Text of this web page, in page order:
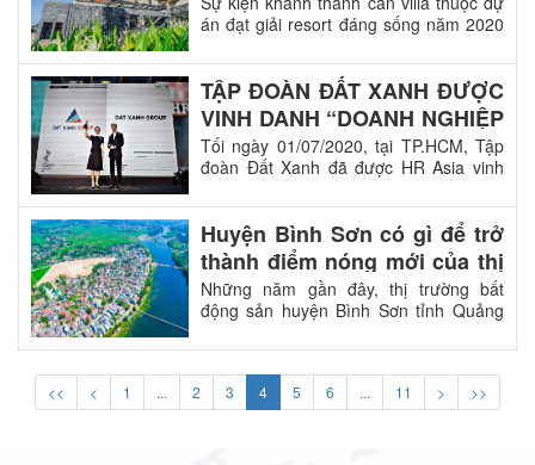
nghệ, ánh sáng và âm nhạc
án đạt giải resort đáng sống năm 2020
biệt, chạm đến mọi giác quan và cảm
xúc của quan khách.
TẬP ĐOÀN ĐẤT XANH ĐƯỢC
VINH DANH “DOANH NGHIỆP
CÓ MÔI TRƯỜNG LÀM VIỆC
TỐT NHẤT CHÂU Á NĂM
2020”
Tối ngày 01/07/2020, tại TP.HCM, Tập
đoàn Đất Xanh đã được HR Asia vinh
nghiệp có môi trường làm việc tốt nhất
châu Á năm 2020” tại Việt Nam.
Huyện Bình Sơn có gì để trở
thành điểm nóng mới của thị
trường bất động sản Quảng
Ngãi?
Những năm gần đây, thị trường bất
động sản huyện Bình Sơn tỉnh Quảng
của nhiều nhà đầu tư do lợi thế về công
nghiệp – dịch vụ, đồng thời sở hữu quỹ
đất rộng với tiềm năng khai thác lớn.
<< < 1 ... 2 3 4 5 6 ... 11 > >>